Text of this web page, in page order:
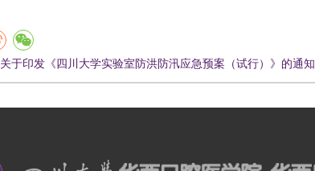
关于印发《四川大学实验室防洪防汛应急预案（试行）》的通知